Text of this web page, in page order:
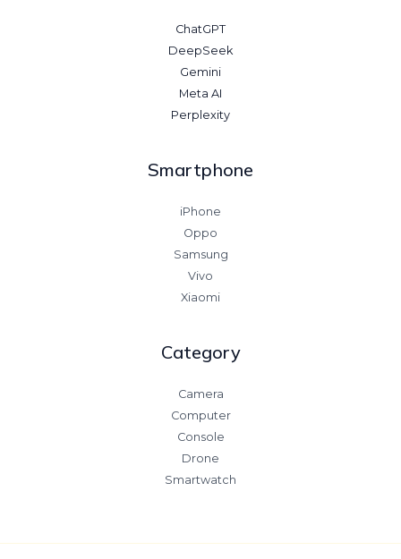
ChatGPT
DeepSeek
Gemini
Meta AI
Perplexity
Smartphone
iPhone
Oppo
Samsung
Vivo
Xiaomi
Category
Camera
Computer
Console
Drone
Smartwatch